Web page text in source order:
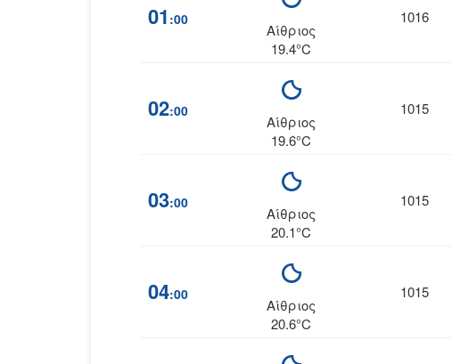
01 :00
Αίθριος
19.4°C
1016
02:00
Αίθριος
19.6°C
1015
03:00
Αίθριος
20.1°C
1015
04:00
Αίθριος
20.6°C
1015